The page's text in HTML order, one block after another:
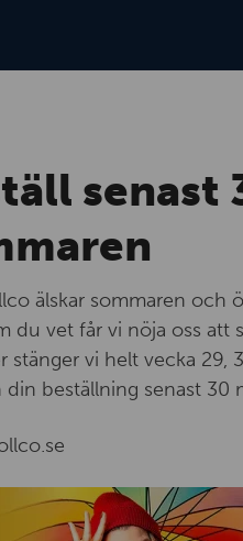
senast
älskar sommaren och
du vet får vi nöja oss att
stänger vi helt vecka 29,
din beställning senast 30